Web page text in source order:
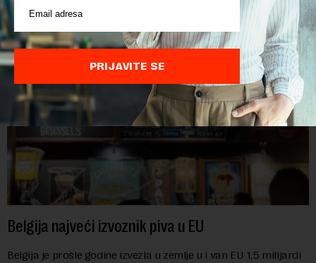
prehrambenih proiz...
Belgija najveći izvoznik piva u EU
Belgija je prošle godine izvezla u zemlje u i van EU 1,5 milijardi
PRIJAVITE SE